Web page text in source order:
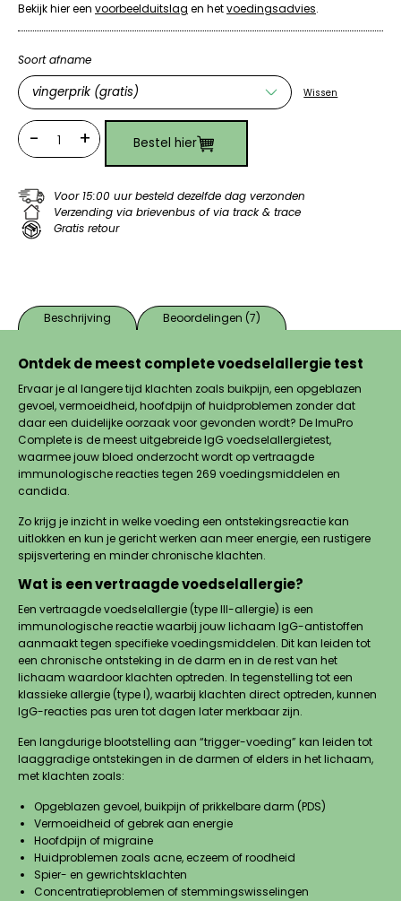
Bekijk hier een voorbeelduitslag en hetvoedingsadvies.
Soort afname
Wissen
Quantity
- + Bestel hier
Voor 15:00 uur besteld dezelfde dag verzonden
Verzending via brievenbus of via track & trace
Gratis retour
Beschrijving Beoordelingen (7)
Ontdek de meest complete voedselallergie test
Ervaar je al langere tijd klachten zoals buikpijn, een opgeblazen
gevoel, vermoeidheid, hoofdpijn of huidproblemen zonder dat
daar een duidelijke oorzaak voor gevonden wordt? De ImuPro
Complete is de meest uitgebreide IgG voedselallergietest,
waarmee jouw bloed onderzocht wordt op vertraagde
immunologische reacties tegen 269 voedingsmiddelen en
candida.
Zo krijg je inzicht in welke voeding een ontstekingsreactie kan
uitlokken en kun je gericht werken aan meer energie, een rustigere
spijsvertering en minder chronische klachten.
Wat is een vertraagde voedselallergie?
Een vertraagde voedselallergie (type III-allergie) is een
immunologische reactie waarbij jouw lichaam IgG-antistoffen
aanmaakt tegen specifieke voedingsmiddelen. Dit kan leiden tot
een chronische ontsteking in de darm en in de rest van het
lichaam waardoor klachten optreden. In tegenstelling tot een
klassieke allergie (type I), waarbij klachten direct optreden, kunnen
IgG-reacties pas uren tot dagen later merkbaar zijn.
Een langdurige blootstelling aan “trigger-voeding” kan leiden tot
laaggradige ontstekingen in de darmen of elders in het lichaam,
met klachten zoals:
Opgeblazen gevoel, buikpijn of prikkelbare darm (PDS)
Vermoeidheid of gebrek aan energie
Hoofdpijn of migraine
Huidproblemen zoals acne, eczeem of roodheid
Spier- en gewrichtsklachten
Concentratieproblemen of stemmingswisselingen